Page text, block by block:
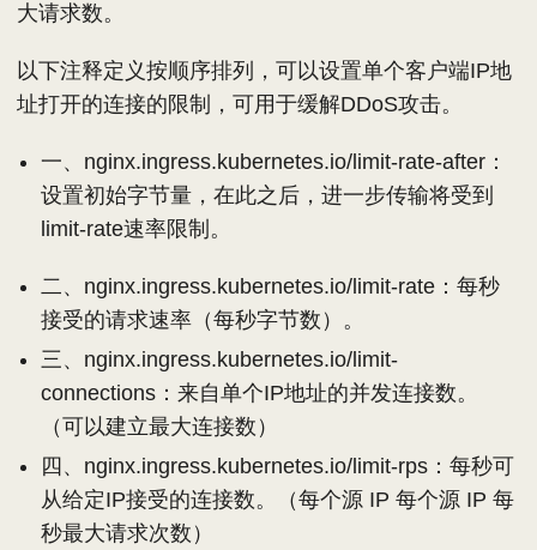
大请求数。
以下注释定义按顺序排列，可以设置单个客户端IP地
址打开的连接的限制，可用于缓解DDoS攻击。
一、nginx.ingress.kubernetes.io/limit-rate-after：
设置初始字节量，在此之后，进一步传输将受到
limit-rate速率限制。
二、nginx.ingress.kubernetes.io/limit-rate：每秒
接受的请求速率（每秒字节数）。
三、nginx.ingress.kubernetes.io/limit-
connections：来自单个IP地址的并发连接数。
（可以建立最大连接数）
四、nginx.ingress.kubernetes.io/limit-rps：每秒可
从给定IP接受的连接数。（每个源 IP 每个源 IP 每
秒最大请求次数）